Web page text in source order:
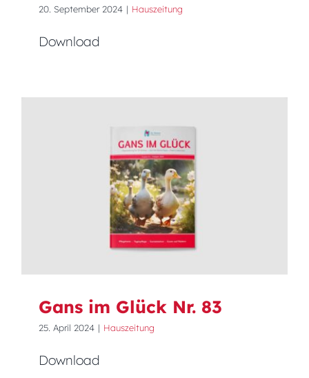
20. September 2024 | Hauszeitung
Download
Gans im Glück Nr. 83
Gans im Glück Nr. 83
25. April 2024 | Hauszeitung
Download